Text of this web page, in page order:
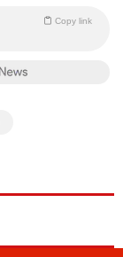
Copy link